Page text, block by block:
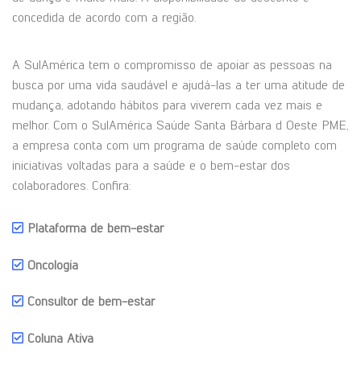
concedida de acordo com a região.
A SulAmérica tem o compromisso de apoiar as pessoas na
busca por uma vida saudável e ajudá-las a ter uma atitude de
mudança, adotando hábitos para viverem cada vez mais e
melhor. Com o SulAmérica Saúde Santa Bárbara d Oeste PME,
a empresa conta com um programa de saúde completo com
iniciativas voltadas para a saúde e o bem-estar dos
colaboradores. Confira:
Plataforma de bem-estar
Oncologia
Consultor de bem-estar
Coluna Ativa